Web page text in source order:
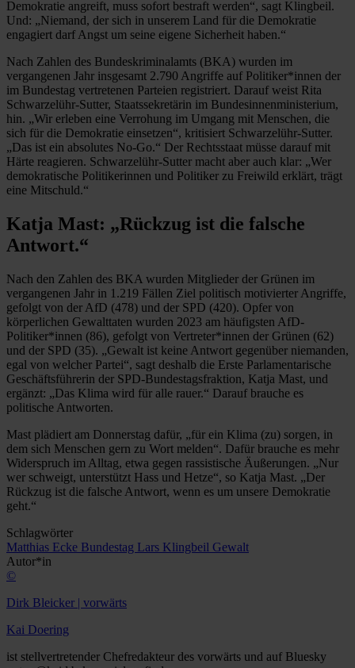
Demokratie angreift, muss sofort bestraft werden“, sagt Klingbeil.
Und: „Niemand, der sich in unserem Land für die Demokratie
engagiert darf Angst um seine eigene Sicherheit haben.“
Nach Zahlen des Bundeskriminalamts (BKA) wurden im
vergangenen Jahr insgesamt 2.790 Angriffe auf Politiker*innen der
im Bundestag vertretenen Parteien registriert. Darauf weist Rita
Schwarzelühr-Sutter, Staatssekretärin im Bundesinnenministerium,
hin. „Wir erleben eine Verrohung im Umgang mit Menschen, die
sich für die Demokratie einsetzen“, kritisiert Schwarzelühr-Sutter.
„Das ist ein absolutes No-Go.“ Der Rechtsstaat müsse darauf mit
Härte reagieren. Schwarzelühr-Sutter macht aber auch klar: „Wer
demokratische Politikerinnen und Politiker zu Freiwild erklärt, trägt
eine Mitschuld.“
Katja Mast: „Rückzug ist die falsche
Antwort.“
Nach den Zahlen des BKA wurden Mitglieder der Grünen im
vergangenen Jahr in 1.219 Fällen Ziel politisch motivierter Angriffe,
gefolgt von der AfD (478) und der SPD (420). Opfer von
körperlichen Gewalttaten wurden 2023 am häufigsten AfD-
Politiker*innen (86), gefolgt von Vertreter*innen der Grünen (62)
und der SPD (35). „Gewalt ist keine Antwort gegenüber niemanden,
egal von welcher Partei“, sagt deshalb die Erste Parlamentarische
Geschäftsführerin der SPD-Bundestagsfraktion, Katja Mast, und
ergänzt: „Das Klima wird für alle rauer.“ Darauf brauche es
politische Antworten.
Mast plädiert am Donnerstag dafür, „für ein Klima (zu) sorgen, in
dem sich Menschen gern zu Wort melden“. Dafür brauche es mehr
Widerspruch im Alltag, etwa gegen rassistische Äußerungen. „Nur
wer schweigt, unterstützt Hass und Hetze“, so Katja Mast. „Der
Rückzug ist die falsche Antwort, wenn es um unsere Demokratie
geht.“
Schlagwörter
Matthias Ecke Bundestag Lars Klingbeil Gewalt
Autor*in
©
Dirk Bleicker | vorwärts
Kai Doering
ist stellvertretender Chefredakteur des vorwärts und auf Bluesky